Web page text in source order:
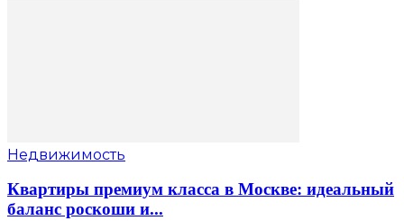
Недвижимость
Квартиры премиум класса в Москве: идеальный
баланс роскоши и...